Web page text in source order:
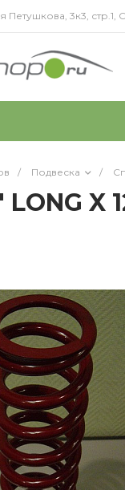
Петушкова, 3к3,
/ Подвеска /
X